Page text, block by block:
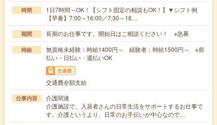
時間
1日7時間～OK！【シフト固定の相談もOK！】▼シフト例
【早番】7:00～16:00／7:30～16…
期間 長期のお仕事です。開始日はご相談ください！ ※急募
時給
無資格未経験：時給1400円～ 経験者：時給1500円～ ※前
払い・日払い・週払いOK
交通費
交通費全額支給
仕事内容
介護関連
介護施設で、入居者さんの日常生活をサポートするお仕事で
す。介護というより、日常のお手伝いが中心なので…